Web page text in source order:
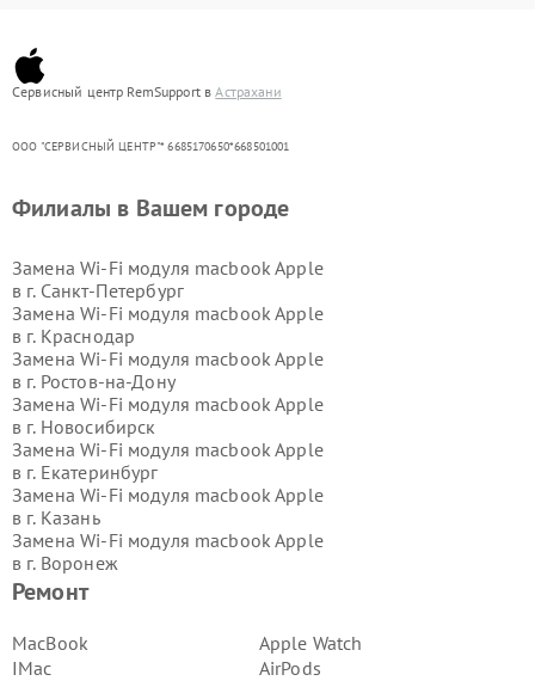
Сервисный центр RemSupport вАстрахани
ООО "СЕРВИСНЫЙ ЦЕНТР"* 6685170650*668501001
Ремонт
MacBook
IMac
Apple Watch
AirPods
Филиалы в Вашем городе
Замена Wi-Fi модуля macbook Apple
в г. Санкт-Петербург
Замена Wi-Fi модуля macbook Apple
в г. Краснодар
Замена Wi-Fi модуля macbook Apple
в г. Ростов-на-Дону
Замена Wi-Fi модуля macbook Apple
в г. Новосибирск
Замена Wi-Fi модуля macbook Apple
в г. Екатеринбург
Замена Wi-Fi модуля macbook Apple
в г. Казань
Замена Wi-Fi модуля macbook Apple
в г. Воронеж
Замена Wi-Fi модуля macbook Apple
Замена Wi-Fi модуля macbook Apple
в г.Самара
Замена Wi-Fi модуля macbook Apple